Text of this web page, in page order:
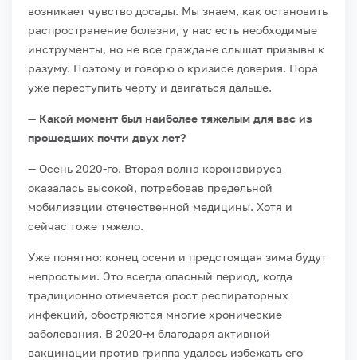
возникает чувство досады. Мы знаем, как остановить
распространение болезни, у нас есть необходимые
инструменты, но не все граждане слышат призывы к
разуму. Поэтому и говорю о кризисе доверия. Пора
уже переступить черту и двигаться дальше.
— Какой момент был наиболее тяжелым для вас из
прошедших почти двух лет?
— Осень 2020-го. Вторая волна коронавируса
оказалась высокой, потребовав предельной
мобилизации отечественной медицины. Хотя и
сейчас тоже тяжело.
Уже понятно: конец осени и предстоящая зима будут
непростыми. Это всегда опасный период, когда
традиционно отмечается рост респираторных
инфекций, обостряются многие хронические
заболевания. В 2020-м благодаря активной
вакцинации против гриппа удалось избежать его